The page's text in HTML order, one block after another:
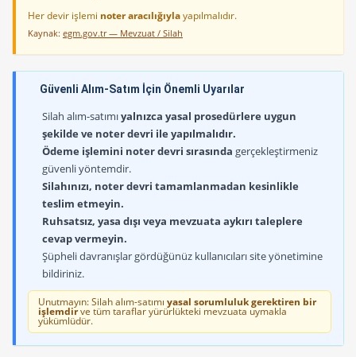
Her devir işlemi noter aracılığıylayapılmalıdır.
Kaynak: egm.gov.tr — Mevzuat / Silah
Güvenli Alım-Satım İçin Önemli Uyarılar
Silah alım-satımıyalnızca yasal prosedürlere uygun
şekilde ve noter devri ile yapılmalıdır.
Ödeme işlemini noter devri sırasında gerçekleştirmeniz
güvenli yöntemdir.
Silahınızı, noter devri tamamlanmadan kesinlikle
teslim etmeyin.
Ruhsatsız, yasa dışı veya mevzuata aykırı taleplere
cevap vermeyin.
Şüpheli davranışlar gördüğünüz kullanıcıları site yönetimine
bildiriniz.
Unutmayın: Silah alım-satımı yasal sorumluluk gerektiren bir
işlemdirve tüm taraflar yürürlükteki mevzuata uymakla
yükümlüdür.